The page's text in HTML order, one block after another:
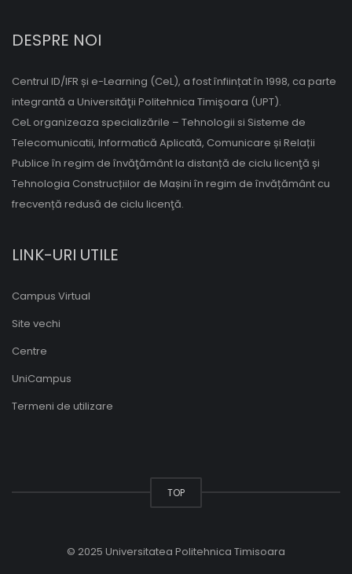
DESPRE NOI
Centrul ID/IFR și e-Learning (CeL), a fost înființat în 1998, ca parte
integrantă a Universităţii Politehnica Timişoara (UPT).
CeL organizeaza specializările – Tehnologii si Sisteme de
Telecomunicatii, Informatică Aplicată, Comunicare și Relații
Publice în regim de învăţământ la distanță de ciclu licenţă și
Tehnologia Construcțiilor de Mașini în regim de învățământ cu
frecvență redusă de ciclu licenţă.
LINK-URI UTILE
Campus Virtual
Site vechi
Centre
UniCampus
Termeni de utilizare
TOP
© 2025 Universitatea Politehnica Timisoara